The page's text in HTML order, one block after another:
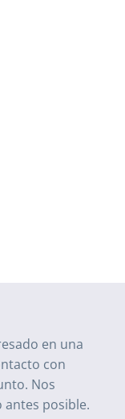
en una
con
Nos
posible.